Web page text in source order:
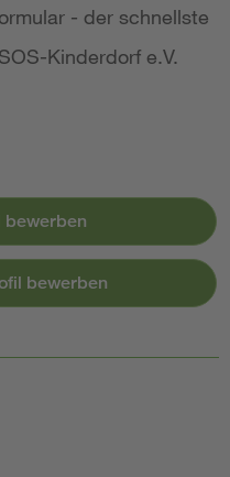
- der schnellste
Kinderdorf e.V.
bewerben
bewerben